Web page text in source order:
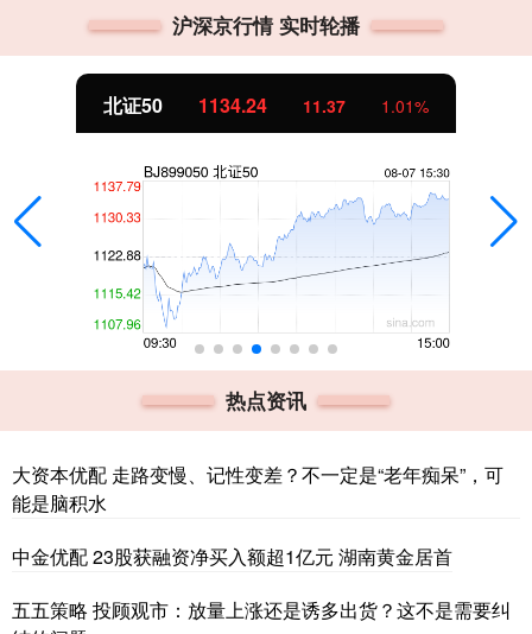
沪深京行情 实时轮播
北证50 1134.24 11.37 1.01%
热点资讯
大资本优配 走路变慢、记性变差？不一定是“老年痴呆”，可
能是脑积水
中金优配 23股获融资净买入额超1亿元 湖南黄金居首
五五策略 投顾观市：放量上涨还是诱多出货？这不是需要纠